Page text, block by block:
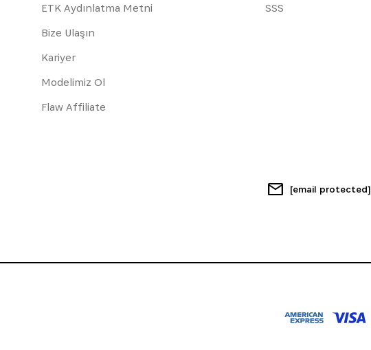
ETK Aydınlatma Metni
Bize Ulaşın
Kariyer
Modelimiz Ol
Flaw Affiliate
SSS
[email protected]